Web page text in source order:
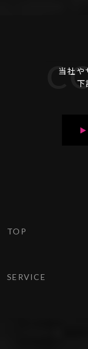
当社や
下
TOP
SERVICE